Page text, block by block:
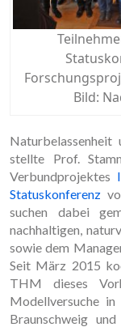
Bild:
Naturbelassenheit
stellte Prof.
Verbundprojektes
Statuskonferenz
suchen dabei
nachhaltigen,
sowie dem
Seit März 2015
THM dieses
Modellversuche
Braunschweig